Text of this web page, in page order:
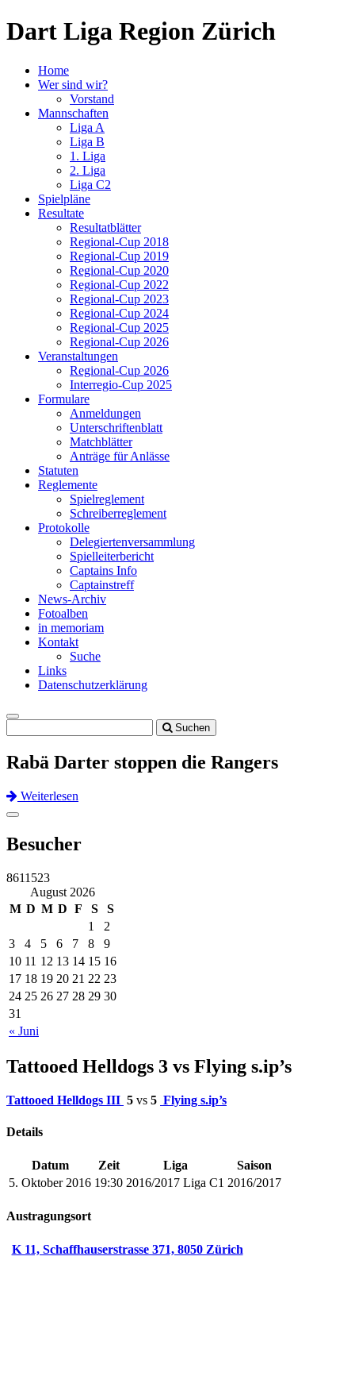
Dart Liga Region Zürich
Home
Wer sind wir?
Vorstand
Mannschaften
Liga A
Liga B
1. Liga
2. Liga
Liga C2
Spielpläne
Resultate
Resultatblätter
Regional-Cup 2018
Regional-Cup 2019
Regional-Cup 2020
Regional-Cup 2022
Regional-Cup 2023
Regional-Cup 2024
Regional-Cup 2025
Regional-Cup 2026
Veranstaltungen
Regional-Cup 2026
Interregio-Cup 2025
Formulare
Anmeldungen
Unterschriftenblatt
Matchblätter
Anträge für Anlässe
Statuten
Reglemente
Spielreglement
Schreiberreglement
Protokolle
Delegiertenversammlung
Spielleiterbericht
Captains Info
Captainstreff
News-Archiv
Fotoalben
in memoriam
Kontakt
Suche
Links
Datenschutzerklärung
Toggle
navigation
Suchen
Rabä Darter stoppen die Rangers
Weiterlesen
Previous
Next
Toggle
Besucher
8611523
August 2026
M D M D F S S
« Juni
1
2
3
4 5 6 7 8
9
10 11 12 13 14 15 16
17 18 19 20 21 22 23
24 25 26 27 28 29 30
31
Tattooed Helldogs 3 vs Flying s.ip’s
Tattooed Helldogs III 5 vs 5 Flying s.ip’s
Details
Datum Zeit Liga
Saison
5. Oktober 2016 19:30 2016/2017 Liga C1 2016/2017
Austragungsort
K 11, Schaffhauserstrasse 371, 8050 Zürich